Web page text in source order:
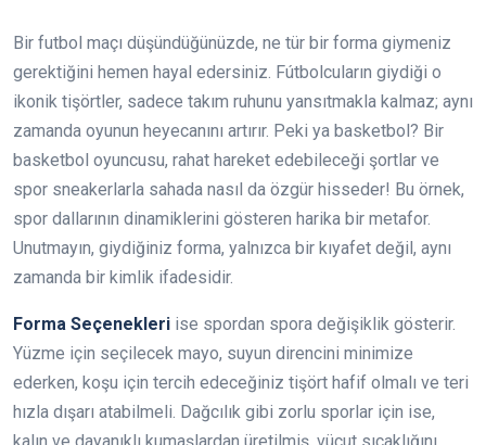
Bir futbol maçı düşündüğünüzde, ne tür bir forma giymeniz
gerektiğini hemen hayal edersiniz. Fútbolcuların giydiği o
ikonik tişörtler, sadece takım ruhunu yansıtmakla kalmaz; aynı
zamanda oyunun heyecanını artırır. Peki ya basketbol? Bir
basketbol oyuncusu, rahat hareket edebileceği şortlar ve
spor sneakerlarla sahada nasıl da özgür hisseder! Bu örnek,
spor dallarının dinamiklerini gösteren harika bir metafor.
Unutmayın, giydiğiniz forma, yalnızca bir kıyafet değil, aynı
zamanda bir kimlik ifadesidir.
Forma Seçenekleri ise spordan spora değişiklik gösterir.
Yüzme için seçilecek mayo, suyun direncini minimize
ederken, koşu için tercih edeceğiniz tişört hafif olmalı ve teri
hızla dışarı atabilmeli. Dağcılık gibi zorlu sporlar için ise,